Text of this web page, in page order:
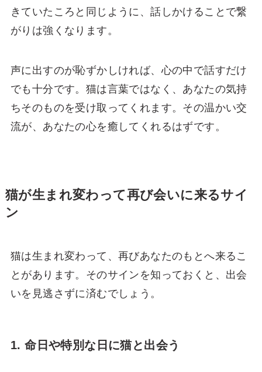
きていたころと同じように、話しかけることで繋
がりは強くなります。
声に出すのが恥ずかしければ、心の中で話すだけ
でも十分です。猫は言葉ではなく、あなたの気持
ちそのものを受け取ってくれます。その温かい交
流が、あなたの心を癒してくれるはずです。
猫が生まれ変わって再び会いに来るサイ
ン
猫は生まれ変わって、再びあなたのもとへ来るこ
とがあります。そのサインを知っておくと、出会
いを見逃さずに済むでしょう。
1. 命日や特別な日に猫と出会う